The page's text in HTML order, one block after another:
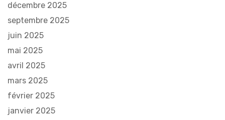
décembre 2025
septembre 2025
juin 2025
mai 2025
avril 2025
mars 2025
février 2025
janvier 2025